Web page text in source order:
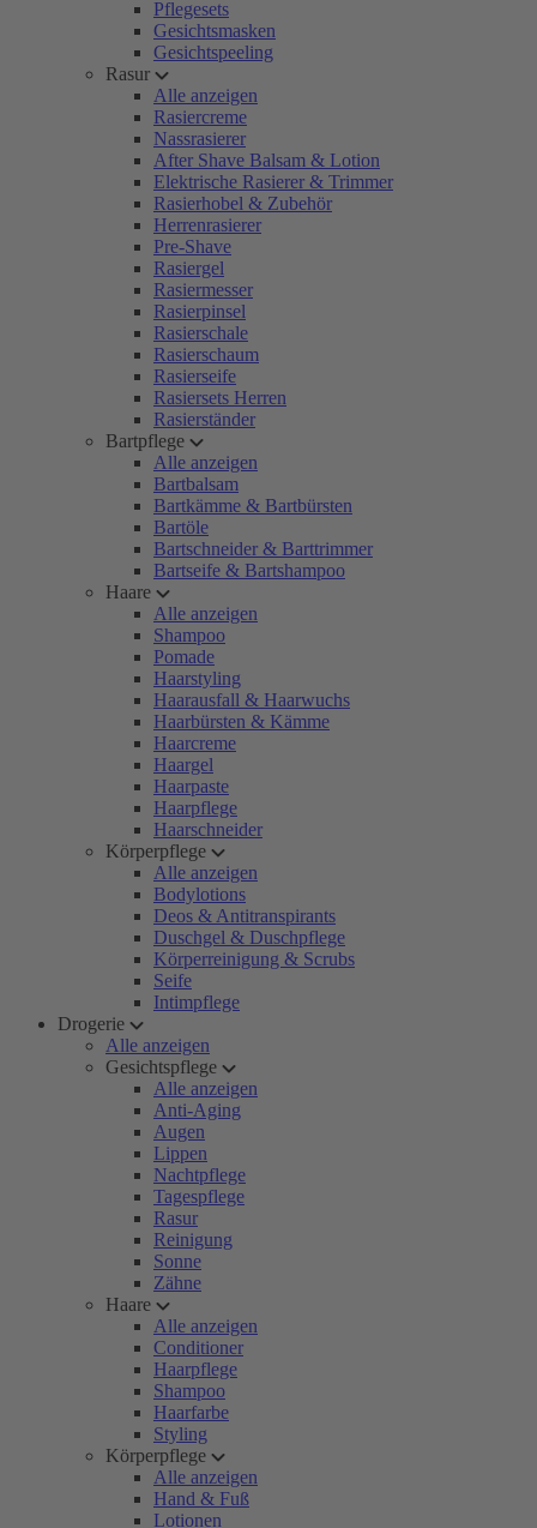
Pflegesets
Gesichtsmasken
Gesichtspeeling
Rasur
Alle anzeigen
Rasiercreme
Nassrasierer
After Shave Balsam & Lotion
Elektrische Rasierer & Trimmer
Rasierhobel & Zubehör
Herrenrasierer
Pre-Shave
Rasiergel
Rasiermesser
Rasierpinsel
Rasierschale
Rasierschaum
Rasierseife
Rasiersets Herren
Rasierständer
Bartpflege
Alle anzeigen
Bartbalsam
Bartkämme & Bartbürsten
Bartöle
Bartschneider & Barttrimmer
Bartseife & Bartshampoo
Haare
Alle anzeigen
Shampoo
Pomade
Haarstyling
Haarausfall & Haarwuchs
Haarbürsten & Kämme
Haarcreme
Haargel
Haarpaste
Haarpflege
Haarschneider
Körperpflege
Alle anzeigen
Bodylotions
Deos & Antitranspirants
Duschgel & Duschpflege
Körperreinigung & Scrubs
Seife
Intimpflege
Drogerie
Alle anzeigen
Gesichtspflege
Alle anzeigen
Anti-Aging
Augen
Lippen
Nachtpflege
Tagespflege
Rasur
Reinigung
Sonne
Zähne
Haare
Alle anzeigen
Conditioner
Haarpflege
Shampoo
Haarfarbe
Styling
Körperpflege
Alle anzeigen
Hand & Fuß
Lotionen